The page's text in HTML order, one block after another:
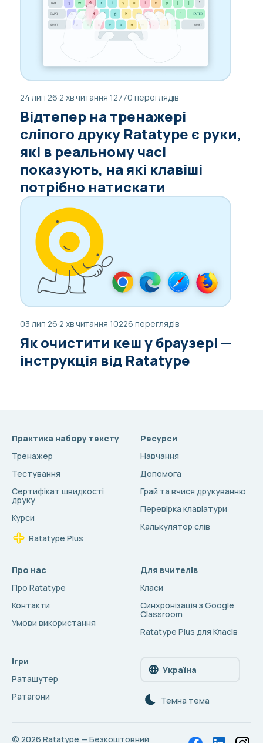
24 лип 26·2 хв читання·12770 переглядів
Відтепер на тренажері
сліпого друку Ratatype є руки,
які в реальному часі
показують, на які клавіші
потрібно натискати
03 лип 26·2 хв читання·10226 переглядів
Як очистити кеш у браузері —
інструкція від Ratatype
Практика набору тексту
Тренажер
Тестування
Сертифікат швидкості
друку
Курси
Ratatype Plus
Ресурси
Навчання
Допомога
Грай та вчися друкуванню
Перевірка клавіатури
Калькулятор слів
Про нас
Про Ratatype
Контакти
Умови використання
Для вчителів
Класи
Синхронізація з Google
Classroom
Ratatype Plus для Класів
Ігри
Раташутер
Ратагони
Україна
Темна тема
© 2026 Ratatype — Безкоштовний